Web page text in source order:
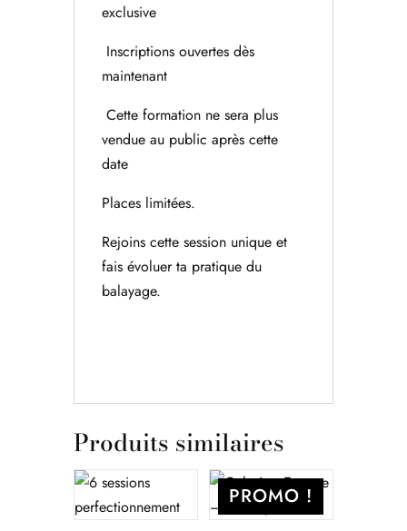
exclusive
Inscriptions ouvertes dès
maintenant
Cette formation ne sera plus
vendue au public après cette
date
Places limitées.
Rejoins cette session unique et
fais évoluer ta pratique du
balayage.
Produits similaires
PROMO !